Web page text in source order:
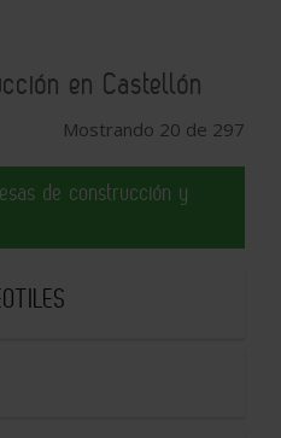
en Castellón
Mostrando 20 de 297
de construcción y